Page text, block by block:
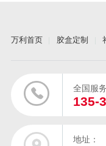
万利首页 胶盒定制
全国服
135-
地址：